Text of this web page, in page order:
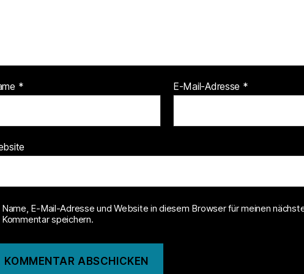
* E-Mail-Adresse *
Name, E-Mail-Adresse und Website in diesem Browser für meinen
Kommentar speichern.